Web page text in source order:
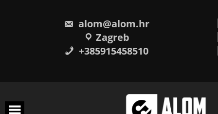
alom@alom.hr
Zagreb
+385915458510